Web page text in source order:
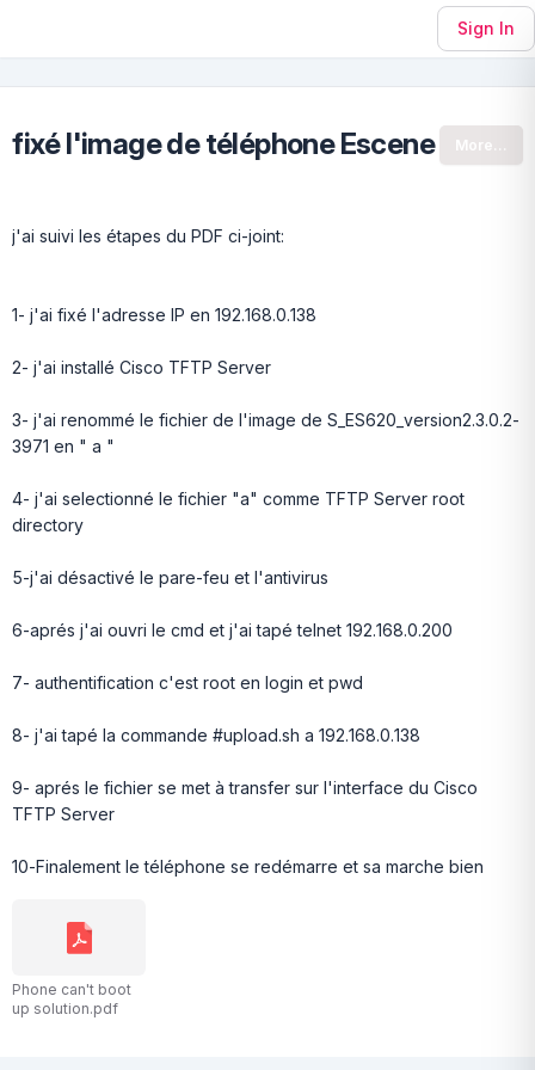
Sign In
fixé l'image de téléphone Escene More...
j'ai suivi les étapes du PDF ci-joint:
1- j'ai fixé l'adresse IP en 192.168.0.138
2- j'ai installé Cisco TFTP Server
3- j'ai renommé le fichier de l'image de S_ES620_version2.3.0.2-
3971 en " a "
4- j'ai selectionné le fichier "a" comme TFTP Server root
directory
5-j'ai désactivé le pare-feu et l'antivirus
6-aprés j'ai ouvri le cmd et j'ai tapé telnet 192.168.0.200
7- authentification c'est root en login et pwd
8- j'ai tapé la commande #upload.sh a 192.168.0.138
9- aprés le fichier se met à transfer sur l'interface du Cisco
TFTP Server
10-Finalement le téléphone se redémarre et sa marche bien
Phone can't boot
up solution.pdf